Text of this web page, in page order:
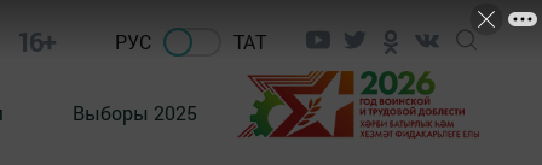
16+ РУС ТАТ
Выборы 2025